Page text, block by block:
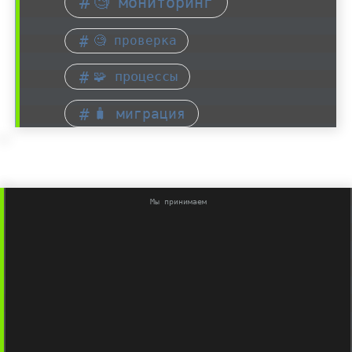
🧐 проверка
🧩 процессы
🧳 миграция
Мы принимаем